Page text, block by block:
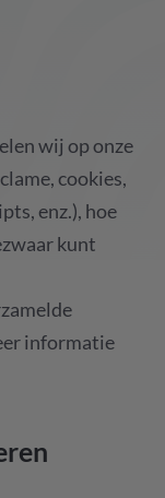
wij op onze
cookies,
enz.), hoe
kunt
informatie